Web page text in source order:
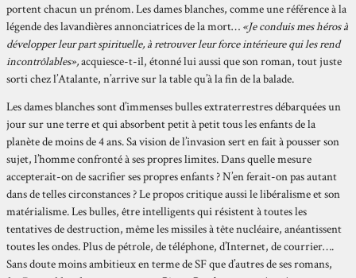
portent chacun un prénom. Les dames blanches, comme une référence à la
légende des lavandières annonciatrices de la mort… «Je conduis mes héros à
développer leur part spirituelle, à retrouver leur force intérieure qui les rend
incontrôlables»,acquiesce-t-il, étonné lui aussi que son roman, tout juste
sorti chez l’Atalante, n’arrive sur la table qu’à la fin de la balade.
Les dames blanches sont d’immenses bulles extraterrestres débarquées un
jour sur une terre et qui absorbent petit à petit tous les enfants de la
planète de moins de 4 ans. Sa vision de l’invasion sert en fait à pousser son
sujet, l’homme confronté à ses propres limites. Dans quelle mesure
accepterait-on de sacrifier ses propres enfants ? N’en ferait-on pas autant
dans de telles circonstances ? Le propos critique aussi le libéralisme et son
matérialisme. Les bulles, être intelligents qui résistent à toutes les
tentatives de destruction, même les missiles à tête nucléaire, anéantissent
toutes les ondes. Plus de pétrole, de téléphone, d’Internet, de courrier….
Sans doute moins ambitieux en terme de SF que d’autres de ses romans,